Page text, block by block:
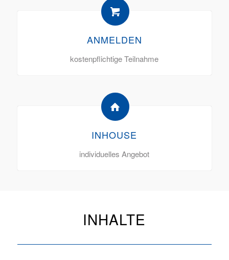
ANMELDEN
kostenpflichtige Teilnahme
INHOUSE
individuelles Angebot
INHALTE